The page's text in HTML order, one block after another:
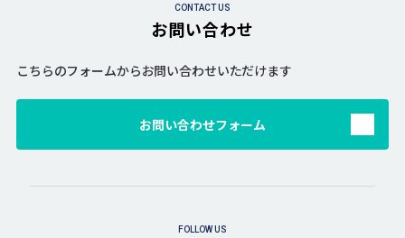
CONTACT US
お問い合わせ
こちらのフォームからお問い合わせいただけます
お問い合わせフォーム
FOLLOW US